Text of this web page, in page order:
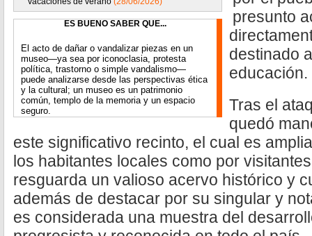
ES BUENO SABER QUE...
El acto de dañar o vandalizar piezas en un
museo—ya sea por iconoclasia, protesta
política, trastorno o simple vandalismo—
puede analizarse desde las perspectivas ética
y la cultural; un museo es un patrimonio
común, templo de la memoria y un espacio
seguro.
presunto
destinado
educación.
Tras el
quedó
este significativo recinto, el cual es
los habitantes locales como por
resguarda un valioso acervo histórico y
además de destacar por su singular y
es considerada una muestra del